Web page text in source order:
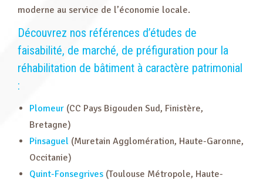
moderne au service de l’économie locale.
Découvrez nos références d’études de
faisabilité, de marché, de préfiguration pour la
réhabilitation de bâtiment à caractère patrimonial
:
Plomeur (CC Pays Bigouden Sud, Finistère,
Bretagne)
Pinsaguel (Muretain Agglomération, Haute-Garonne,
Occitanie)
Quint-Fonsegrives (Toulouse Métropole, Haute-